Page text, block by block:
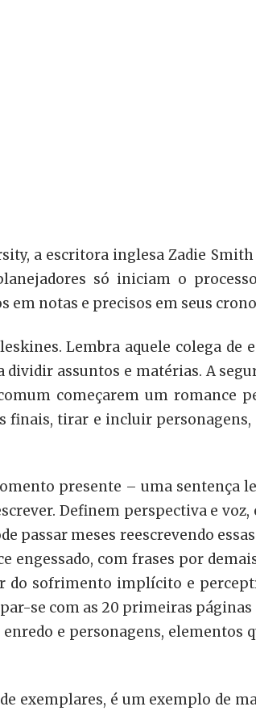
a escritora inglesa Zadie
só iniciam o
em notas e precisos em seus
Lembra aquele colega de
assuntos e matérias. A
começarem um romance
tirar e incluir
presente – uma sentença
Definem perspectiva e voz,
passar meses reescrevendo
engessado, com frases por
do sofrimento implícito e
se com as 20 primeiras
e personagens, elementos
exemplares, é um exemplo de